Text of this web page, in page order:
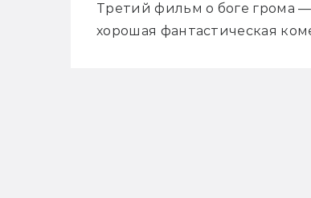
Третий фильм о боге грома
хорошая фантастическая